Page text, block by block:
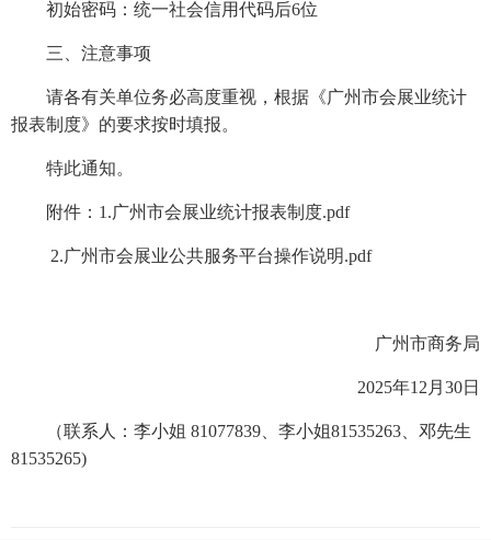
初始密码：统一社会信用代码后6位
三、注意事项
请各有关单位务必高度重视，根据《广州市会展业统计
报表制度》的要求按时填报。
特此通知。
附件：1.广州市会展业统计报表制度.pdf
2.广州市会展业公共服务平台操作说明.pdf
广州市商务局
2025年12月30日
（联系人：李小姐 81077839、李小姐81535263、邓先生
81535265)